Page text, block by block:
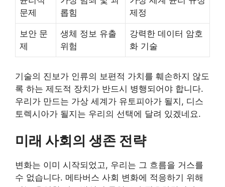
문제
롭힘
제정
보안 문
제
생체 정보 유출
위험
강력한 데이터 암호
화 기술
기술의 진보가 인류의 보편적 가치를 훼손하지 않도
록 하는 제도적 장치가 반드시 병행되어야 합니다.
우리가 만드는 가상 세계가 유토피아가 될지, 디스
토렉시아가 될지는 우리의 선택에 달려 있겠네요.
미래 사회의 생존 전략
변화는 이미 시작되었고, 우리는 그 흐름을 거스를
수 없습니다. 메타버스 사회 변화에 적응하기 위해